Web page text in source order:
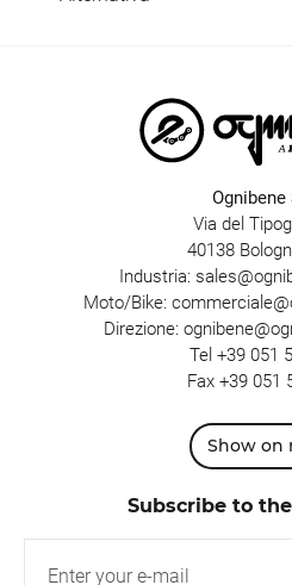
Ognibene
Via del
40138
Industria:
Moto/Bike:
Direzione:
Tel +39 051
Fax +39 051
Show on
Subscribe to